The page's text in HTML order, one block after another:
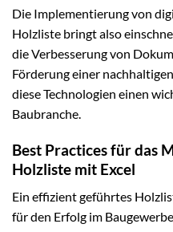
Die Implementierung von
Holzliste bringt also
die Verbesserung von
Förderung einer
diese Technologien einen
Baubranche.
Best Practices für das
Holzliste mit Excel
Ein effizient geführtes
für den Erfolg im